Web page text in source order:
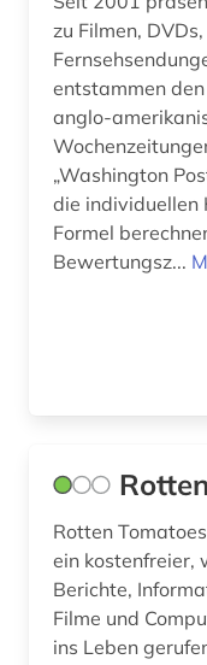
zu Filmen,
entstammen
anglo-
„Washington
die individuellen
Formel
Bewertungsz...
Rotten
ein kostenfreier,
Berichte,
Filme und
ins Leben